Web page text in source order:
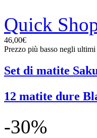
Quick
46,00€
Prezzo più basso negli
Set di matite
12 matite dure
-30%